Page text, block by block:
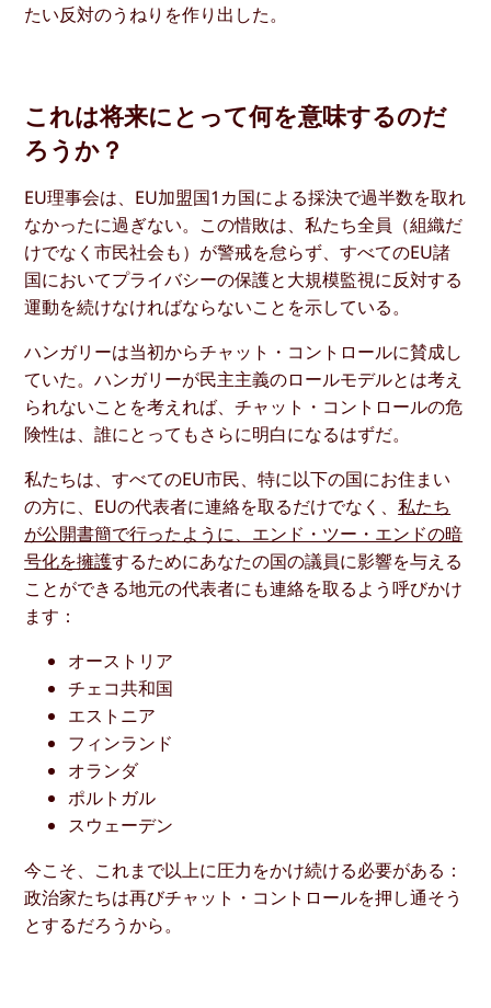
たい反対のうねりを作り出した。
これは将来にとって何を意味するのだ
ろうか？
EU理事会は、EU加盟国1カ国による採決で過半数を取れ
なかったに過ぎない。この惜敗は、私たち全員（組織だ
けでなく市民社会も）が警戒を怠らず、すべてのEU諸
国においてプライバシーの保護と大規模監視に反対する
運動を続けなければならないことを示している。
ハンガリーは当初からチャット・コントロールに賛成し
ていた。ハンガリーが民主主義のロールモデルとは考え
られないことを考えれば、チャット・コントロールの危
険性は、誰にとってもさらに明白になるはずだ。
私たちは、すべてのEU市民、特に以下の国にお住まい
の方に、EUの代表者に連絡を取るだけでなく、私たち
が公開書簡で行ったように、エンド・ツー・エンドの暗
号化を擁護するためにあなたの国の議員に影響を与える
ことができる地元の代表者にも連絡を取るよう呼びかけ
ます：
オーストリア
チェコ共和国
エストニア
フィンランド
オランダ
ポルトガル
スウェーデン
今こそ、これまで以上に圧力をかけ続ける必要がある：
政治家たちは再びチャット・コントロールを押し通そう
とするだろうから。